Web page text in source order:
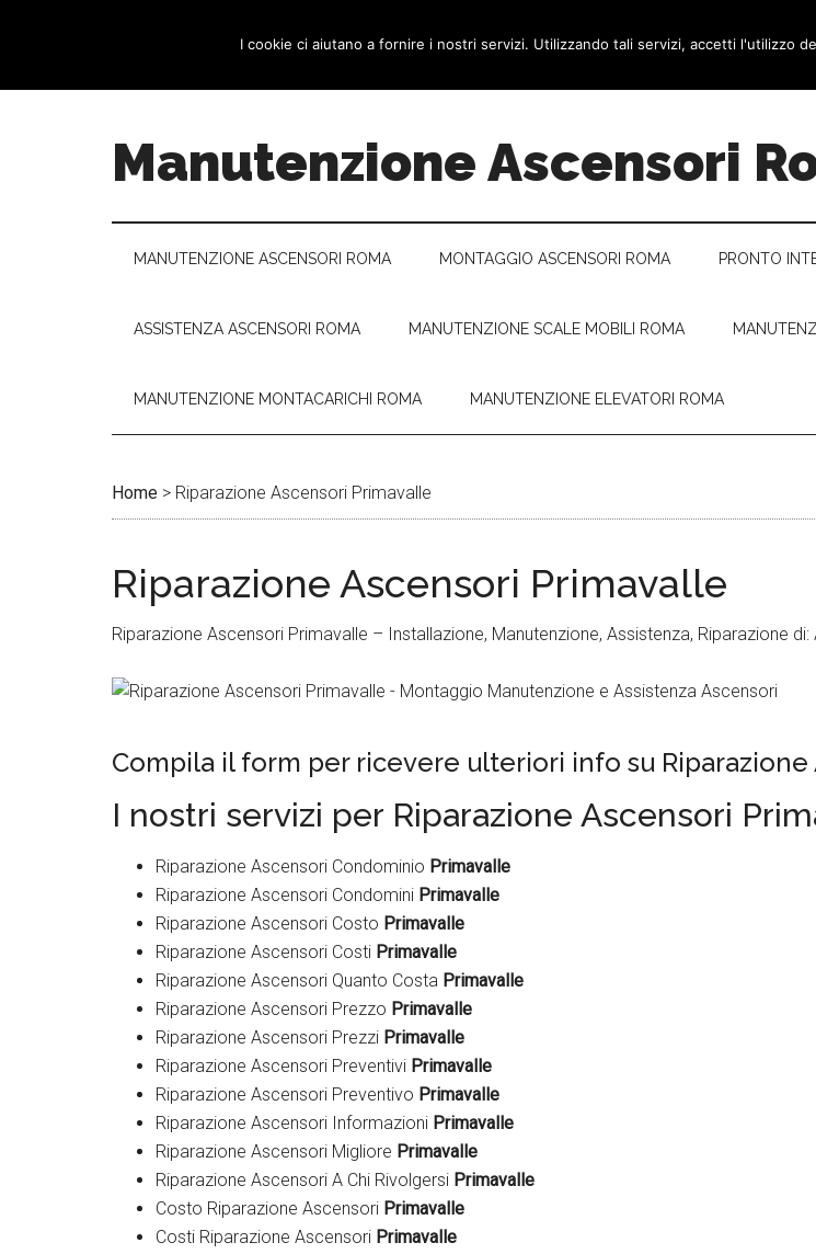
PROMOZIONI BLOG CONTATTI
Manutenzione Ascensori
MANUTENZIONE ASCENSORI ROMA MONTAGGIO ASCENSORI ROMA PRONTO
ASSISTENZA ASCENSORI ROMA MANUTENZIONE SCALE MOBILI ROMA
MANUTENZIONE MONTACARICHI ROMA MANUTENZIONE ELEVATORI ROMA
Home > Riparazione Ascensori Primavalle
Riparazione Ascensori Primavalle
Riparazione Ascensori Primavalle – Installazione, Manutenzione, Assistenza, Riparazione
Compila il form per ricevere ulteriori info su Riparazione
I nostri servizi per Riparazione Ascensori
Riparazione Ascensori Condominio Primavalle
Riparazione Ascensori Condomini Primavalle
Riparazione Ascensori Costo Primavalle
Riparazione Ascensori Costi Primavalle
Riparazione Ascensori Quanto Costa Primavalle
Riparazione Ascensori Prezzo Primavalle
Riparazione Ascensori Prezzi Primavalle
Riparazione Ascensori Preventivi Primavalle
Riparazione Ascensori Preventivo Primavalle
Riparazione Ascensori Informazioni Primavalle
Riparazione Ascensori Migliore Primavalle
Riparazione Ascensori A Chi Rivolgersi Primavalle
Costo Riparazione Ascensori Primavalle
Costi Riparazione Ascensori Primavalle
I cookie ci aiutano a fornire i nostri servizi. Utilizzando tali servizi, accetti l'utilizzo